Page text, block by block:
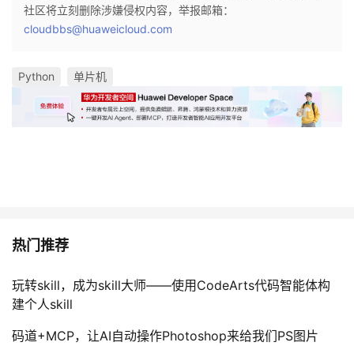
社区将立刻删除涉嫌侵权内容，举报邮箱：
cloudbbs@huaweicloud.com
Python 单片机
热门推荐
玩转skill，成为skill大师——使用CodeArts代码智能体构
建个人skill
码道+MCP，让AI自动操作Photoshop来给我们PS图片